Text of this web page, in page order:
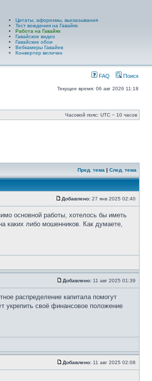
Цитаты, афоризмы, высказывания
Тест вождения на Гавайях
Работа на Гавайях
Гавайское видео
Гавайские обои
Вебкамеры Гавайев
Конвертер величин
FAQ Поиск
Текущее время: 06 авг 2026 11:18
Часовой пояс: UTC − 10 часов
Пред. тема | След. тема
Добавлено: 27 янв 2025 02:40
основной работы, хотелось бы иметь
каких либо мошенников. Как думаете,
Добавлено: 11 авг 2025 01:39
распределение капитала помогут
укрепить своё финансовое положение
Добавлено: 11 авг 2025 02:08